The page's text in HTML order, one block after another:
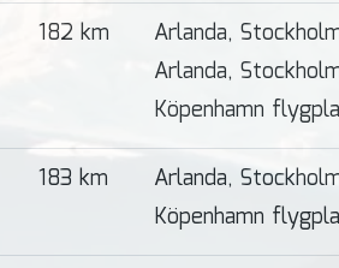
182 km
Arlanda,
Arlanda,
Köpenhamn
183 km
Arlanda,
Köpenhamn